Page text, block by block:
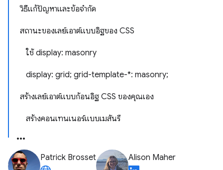
วิธีแก้ปัญหาและข้อจำกัด
สถานะของเลย์เอาต์แบบอิฐของ CSS
ใช้ display: masonry
display: grid; grid-template-*: masonry;
สร้างเลย์เอาต์แบบก้อนอิฐ CSS ของคุณเอง
สร้างคอนเทนเนอร์แบบเมสันรี
Patrick Brosset Alison Maher